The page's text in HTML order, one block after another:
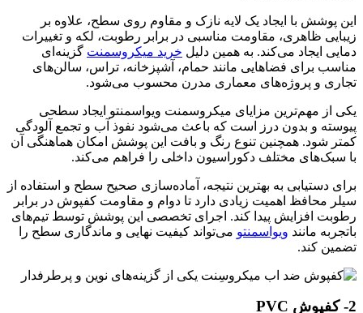
این پوشش با ایجاد یک لایه نازک و مقاوم روی سطح، علاوه بر
زیبایی ظاهری، مقاومت مناسبی در برابر رطوبت، لکه و تغییرات
دمایی ایجاد می‌کند. به همین دلیل خرید میکروسمنت گزینه‌ای
مناسب برای فضاهایی مانند حمام، آشپزخانه، تراس، سالن‌های
تجاری و پروژه‌های معماری مدرن محسوب می‌شود.
یکی از مهم‌ترین مزایای میکروسمنت ویواسمنتو ایجاد سطحی
پیوسته و بدون درز است که باعث می‌شود نفوذ آب و تجمع آلودگی
کمتر شود. همچنین تنوع رنگ و بافت این پوشش امکان هماهنگی آن
با سبک‌های مختلف دکوراسیون داخلی را فراهم می‌کند.
برای دستیابی به بهترین نتیجه، آماده‌سازی صحیح سطح و استفاده از
سیلر محافظ اهمیت زیادی دارد تا دوام و مقاومت کفپوش در برابر
رطوبت افزایش پیدا کند. اجرای تخصصی این پوشش توسط تیم‌های
باتجربه مانند ویواسمنتو می‌تواند کیفیت نهایی و ماندگاری سطح را
تضمین کند.
2- کفپوش PVC